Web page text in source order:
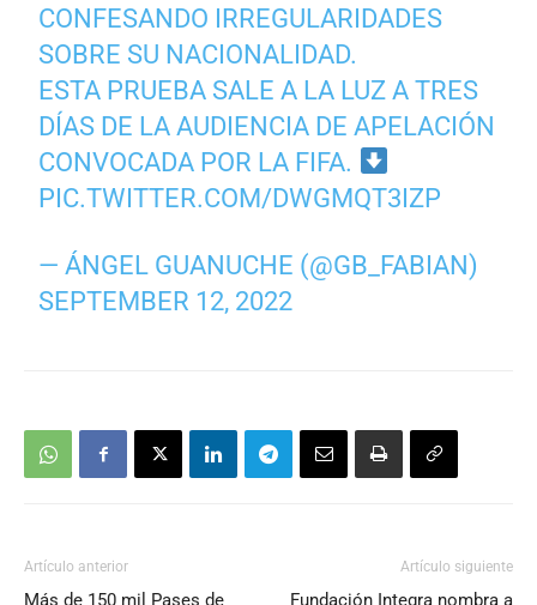
CONFESANDO IRREGULARIDADES
SOBRE SU NACIONALIDAD.
ESTA PRUEBA SALE A LA LUZ A TRES
DÍAS DE LA AUDIENCIA DE APELACIÓN
CONVOCADA POR LA FIFA.
PIC.TWITTER.COM/DWGMQT3IZP
— ÁNGEL GUANUCHE (@GB_FABIAN)
SEPTEMBER 12, 2022
Artículo anterior
Más de 150 mil Pases de
Artículo siguiente
Fundación Integra nombra a